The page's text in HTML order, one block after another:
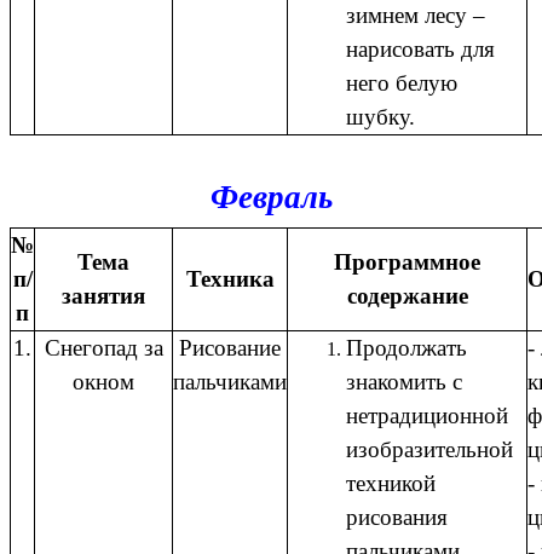
зимнем лесу –
нарисовать для
него белую
шубку.
Февраль
№
п/
п
Тема
занятия
Техника
Программное
содержание
1. Снегопад за
окном
Рисование
пальчиками
Продолжать
знакомить с
нетрадиционной
изобразительной
техникой
рисования
-
-